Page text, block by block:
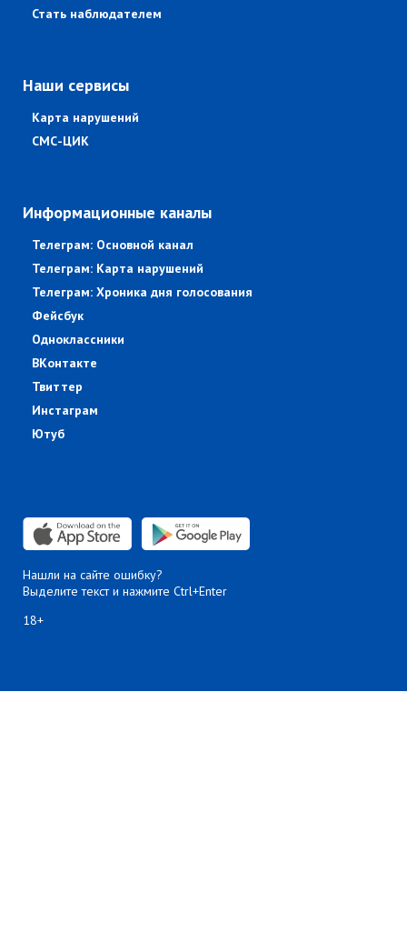
Стать наблюдателем
Наши сервисы
Карта нарушений
СМС-ЦИК
Информационные каналы
Телеграм: Основной канал
Телеграм: Карта нарушений
Телеграм: Хроника дня голосования
Фейсбук
Одноклассники
ВКонтакте
Твиттер
Инстаграм
Ютуб
Нашли на сайте ошибку?
Выделите текст и нажмите Ctrl+Enter
18+